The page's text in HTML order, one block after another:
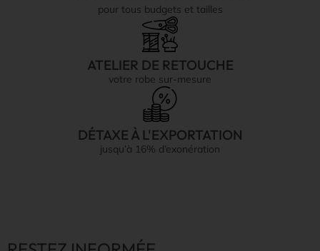
pour tous budgets et tailles
ATELIER DE RETOUCHE
votre robe sur-mesure
DÉTAXE À L'EXPORTATION
jusqu’à 16% d’exonération